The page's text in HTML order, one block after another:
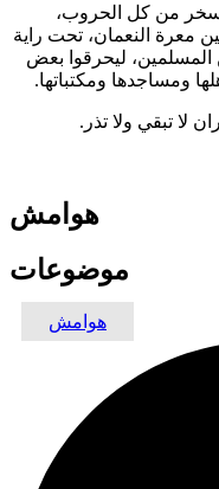
سخر من كل الحروب،
معرة النعمان، تحت راية
ليحرقوا بعض
ومساجدها ومكتباتها.
لا تبقي ولا تذر.
هوامش
موضوعات
هوامش